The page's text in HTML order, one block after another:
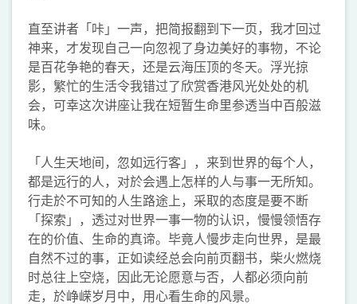
直至讲者「咔」一声，把简报翻到下一页，我才回过
神来，才发现自己一向忽视了身边美好的事物，不论
是百花争艳的春天，还是云海压顶的冬天。浮光掠
影，繁忙的生活令我错过了欣赏香港风光处处的机
会，可幸这次讲座让我在短暂生命里参透当中百般滋
味。
「人生天地间，忽如远行客」，来到世界的每个人，
都是远行的人，对於会遇上怎样的人与事一无所知。
行走於不可知的人生路途上，采取的态度是要不断
「探索」，透过对世界一事一物的认识，慢慢领悟存
在的价值、生命的真谛。毕竟人慢步走向世界，是最
自然不过的事，正如读经总会向前页翻书，柴火燃烧
时总往上空烧，因此无论愿意与否，人都必须向前
走，於峥嵘岁月中，用心看生命的风景。